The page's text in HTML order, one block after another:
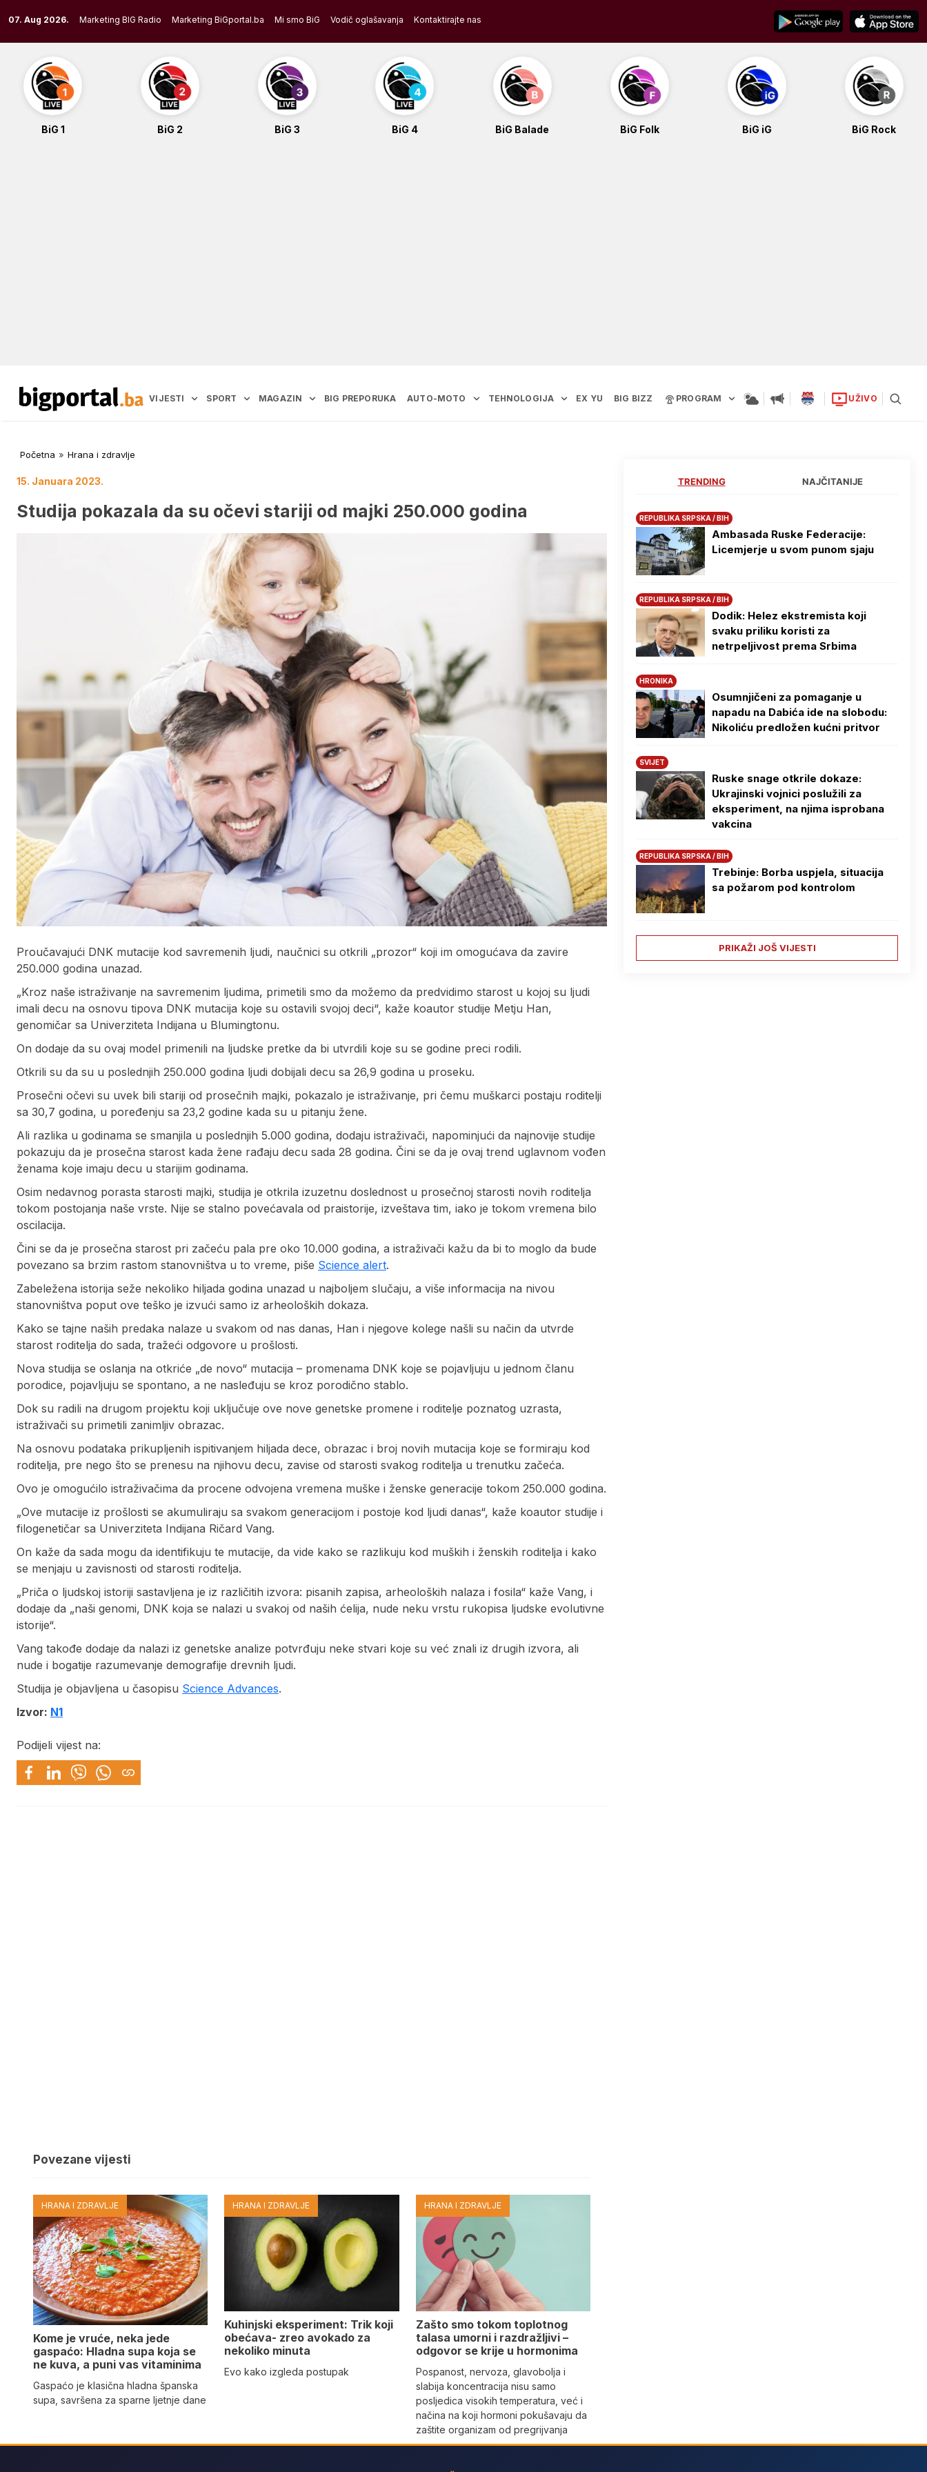
to
content
07. Aug 2026. Marketing BIG Radio Marketing BiGportal.ba Mi smo BiG Vodič oglašavanja Kontaktirajte nas
BiG 1 BiG 2 BiG 3 BiG 4 BiG Balade BiG Folk BiG iG BiG Rock
VIJESTI SPORT MAGAZIN BIG PREPORUKA AUTO-MOTO TEHNOLOGIJA EX YU BIG BIZZ PROGRAM UŽIVO
Početna » Hrana i zdravlje
15. Januara 2023.
Studija pokazala da su očevi stariji od majki 250.000 godina
Proučavajući DNK mutacije kod savremenih ljudi, naučnici su otkrili „prozor“ koji im omogućava da zavire
250.000 godina unazad.
„Kroz naše istraživanje na savremenim ljudima, primetili smo da možemo da predvidimo starost u kojoj su ljudi
imali decu na osnovu tipova DNK mutacija koje su ostavili svojoj deci“, kaže koautor studije Metju Han,
genomičar sa Univerziteta Indijana u Blumingtonu.
On dodaje da su ovaj model primenili na ljudske pretke da bi utvrdili koje su se godine preci rodili.
Otkrili su da su u poslednjih 250.000 godina ljudi dobijali decu sa 26,9 godina u proseku.
Prosečni očevi su uvek bili stariji od prosečnih majki, pokazalo je istraživanje, pri čemu muškarci postaju roditelji
sa 30,7 godina, u poređenju sa 23,2 godine kada su u pitanju žene.
Ali razlika u godinama se smanjila u poslednjih 5.000 godina, dodaju istraživači, napominjući da najnovije studije
pokazuju da je prosečna starost kada žene rađaju decu sada 28 godina. Čini se da je ovaj trend uglavnom vođen
ženama koje imaju decu u starijim godinama.
Osim nedavnog porasta starosti majki, studija je otkrila izuzetnu doslednost u prosečnoj starosti novih roditelja
tokom postojanja naše vrste. Nije se stalno povećavala od praistorije, izveštava tim, iako je tokom vremena bilo
oscilacija.
Čini se da je prosečna starost pri začeću pala pre oko 10.000 godina, a istraživači kažu da bi to moglo da bude
povezano sa brzim rastom stanovništva u to vreme, piše Science alert.
Zabeležena istorija seže nekoliko hiljada godina unazad u najboljem slučaju, a više informacija na nivou
stanovništva poput ove teško je izvući samo iz arheoloških dokaza.
Kako se tajne naših predaka nalaze u svakom od nas danas, Han i njegove kolege našli su način da utvrde
starost roditelja do sada, tražeći odgovore u prošlosti.
Nova studija se oslanja na otkriće „de novo“ mutacija – promenama DNK koje se pojavljuju u jednom članu
porodice, pojavljuju se spontano, a ne nasleđuju se kroz porodično stablo.
Dok su radili na drugom projektu koji uključuje ove nove genetske promene i roditelje poznatog uzrasta,
istraživači su primetili zanimljiv obrazac.
Na osnovu podataka prikupljenih ispitivanjem hiljada dece, obrazac i broj novih mutacija koje se formiraju kod
roditelja, pre nego što se prenesu na njihovu decu, zavise od starosti svakog roditelja u trenutku začeća.
Ovo je omogućilo istraživačima da procene odvojena vremena muške i ženske generacije tokom 250.000 godina.
„Ove mutacije iz prošlosti se akumuliraju sa svakom generacijom i postoje kod ljudi danas“, kaže koautor studije i
filogenetičar sa Univerziteta Indijana Ričard Vang.
On kaže da sada mogu da identifikuju te mutacije, da vide kako se razlikuju kod muških i ženskih roditelja i kako
se menjaju u zavisnosti od starosti roditelja.
„Priča o ljudskoj istoriji sastavljena je iz različitih izvora: pisanih zapisa, arheoloških nalaza i fosila“ kaže Vang, i
dodaje da „naši genomi, DNK koja se nalazi u svakoj od naših ćelija, nude neku vrstu rukopisa ljudske evolutivne
istorije“.
Vang takođe dodaje da nalazi iz genetske analize potvrđuju neke stvari koje su već znali iz drugih izvora, ali
nude i bogatije razumevanje demografije drevnih ljudi.
Studija je objavljena u časopisu Science Advances.
Izvor: N1
Podijeli vijest na:
Povezane vijesti
HRANA I ZDRAVLJE
Kome je vruće, neka jede
gaspaćo: Hladna supa koja se
ne kuva, a puni vas vitaminima
Gaspaćo je klasična hladna španska
supa, savršena za sparne ljetnje dane
HRANA I ZDRAVLJE
Kuhinjski eksperiment: Trik koji
obećava- zreo avokado za
nekoliko minuta
Evo kako izgleda postupak
HRANA I ZDRAVLJE
Zašto smo tokom toplotnog
talasa umorni i razdražljivi –
odgovor se krije u hormonima
Pospanost, nervoza, glavobolja i
slabija koncentracija nisu samo
posljedica visokih temperatura, već i
načina na koji hormoni pokušavaju da
zaštite organizam od pregrijvanja
TRENDING NAJČITANIJE
REPUBLIKA SRPSKA / BIH
Ambasada Ruske Federacije:
Licemjerje u svom punom sjaju
REPUBLIKA SRPSKA / BIH
Dodik: Helez ekstremista koji
svaku priliku koristi za
netrpeljivost prema Srbima
HRONIKA
Osumnjičeni za pomaganje u
napadu na Dabića ide na slobodu:
Nikoliću predložen kućni pritvor
SVIJET
Ruske snage otkrile dokaze:
Ukrajinski vojnici poslužili za
eksperiment, na njima isprobana
vakcina
REPUBLIKA SRPSKA / BIH
Trebinje: Borba uspjela, situacija
sa požarom pod kontrolom
PRIKAŽI JOŠ VIJESTI